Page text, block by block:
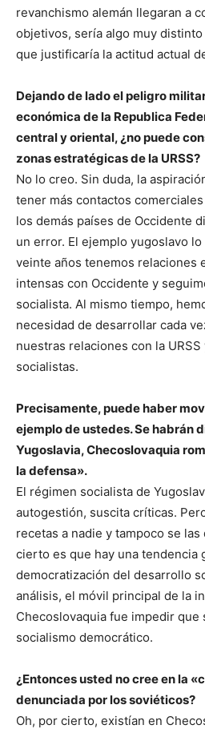
revanchismo alemán llegaran a
objetivos, sería algo muy
que justificaría la actitud actual
Dejando de lado el peligro
económica de la Republica
central y oriental, ¿no puede
zonas estratégicas de la URSS?
No lo creo. Sin duda, la
tener más contactos
los demás países de Occidente
un error. El ejemplo yugoslavo
veinte años tenemos relaciones
intensas con Occidente y
socialista. Al mismo tiempo,
necesidad de desarrollar cada
nuestras relaciones con la
socialistas.
Precisamente, puede haber
ejemplo de ustedes. Se habrán
Yugoslavia, Checoslovaquia
la defensa».
El régimen socialista de
autogestión, suscita críticas.
recetas a nadie y tampoco se las
cierto es que hay una tendencia
democratización del desarrollo
análisis, el móvil principal de la
Checoslovaquia fue impedir que
socialismo democrático.
¿Entonces usted no cree en la
denunciada por los soviéticos?
Oh, por cierto, existían en